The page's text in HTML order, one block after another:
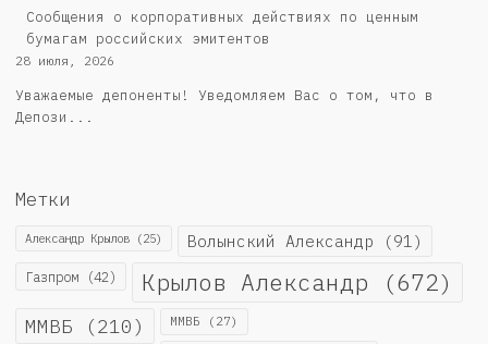
Cообщения о корпоративных действиях по ценным
бумагам российских эмитентов
28 июля, 2026
Уважаемые депоненты! Уведомляем Вас о том, что в
Депози...
Метки
Александр Крылов (25) Волынский Александр (91)
Газпром (42) Крылов Александр (672)
ММВБ (210) ММВБ (27)